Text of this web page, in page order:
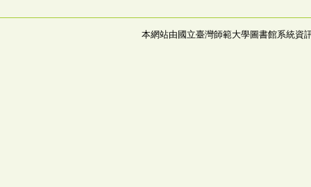
本網站由國立臺灣師範大學圖書館系統資